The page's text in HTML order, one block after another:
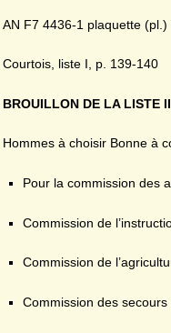
AN F7 4436-1 plaquette (pl.)
Courtois, liste I, p. 139-140
BROUILLON DE LA LISTE II
Hommes à choisir Bonne à
Pour la commission des
Commission de
Commission de
Commission des secours